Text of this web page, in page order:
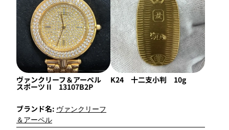
ヴァンクリーフ＆アーペル
スポーツ II 13107B2P
ブランド名: ヴァンクリーフ
＆アーペル
K24 十二支小判 10g